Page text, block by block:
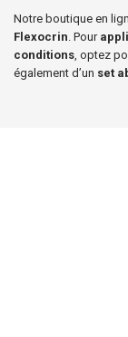
Notre boutique en
Flexocrin. Pour
conditions, optez
également d’un set